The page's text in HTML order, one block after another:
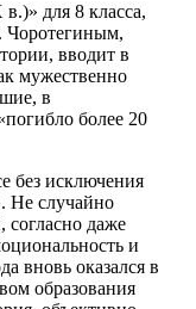
для 8 класса,
Чоротегиным,
вводит в
мужественно
в
более 20
без исключения
Не случайно
даже
и
вновь оказался в
образования